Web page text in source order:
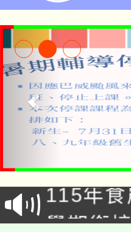
淨零綠
會
115年
程
學期銜